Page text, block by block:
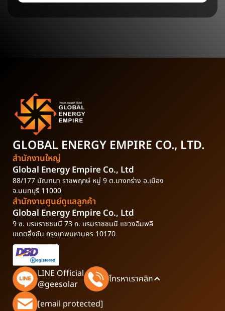
GLOBAL ENERGY EMPIRE CO., LTD.
สำนักงานใหญ่
Global Energy Empire Co., Ltd
88/177 มัณฑนา ราชพฤกษ์ หมู่ 9 ต.บางกร่าง อ.เมือง
จ.นนทบุรี 11000
สำนักงานศูนย์ดูแลลูกค้า
Global Energy Empire Co., Ltd
9 ซ. บรมราชชนนี 73 ถ. บรมราชชนนี แขวงฉิมพลี
เขตตลิ่งชัน กรุงเทพมหานคร 10170
LINE Official
@geesolar
โทรหาเราคลิก
[email protected]